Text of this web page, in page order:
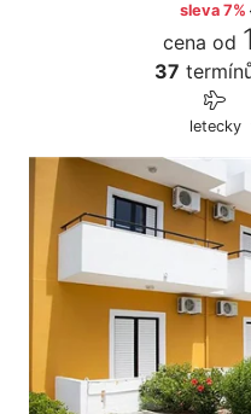
sleva 7%
cena od
37
letecky